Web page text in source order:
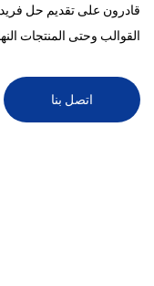
قادرون على تقديم حل فريد
القوالب وحتى المنتجات
اتصل بنا